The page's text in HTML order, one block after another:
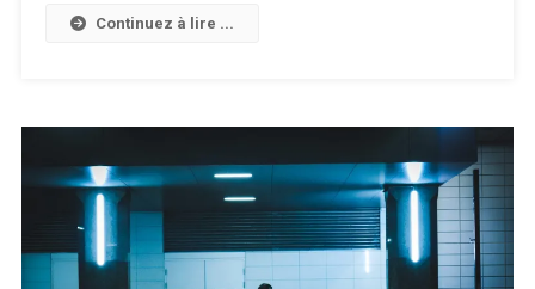
Continuez à lire ...